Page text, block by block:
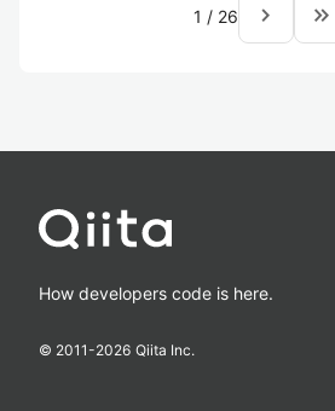
1 / 26 navigate_next keyboard_double_arrow_right
How developers code is here.
© 2011-2026 Qiita Inc.